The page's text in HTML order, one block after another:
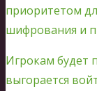
приоритетом
шифрования и
Игрокам будет
выгорается